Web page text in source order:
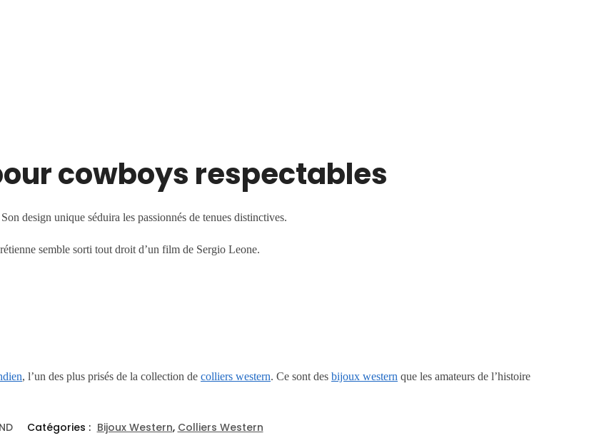
cowboys respectables
design unique séduira les passionnés de tenues distinctives.
semble sorti tout droit d’un film de Sergio Leone.
, l’un des plus prisés de la collection decolliers western. Ce sont desbijoux western que les amateurs de l’histoire
ND Catégories : Bijoux Western, Colliers Western